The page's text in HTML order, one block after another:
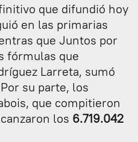
que difundió hoy
en las primarias
que Juntos por
fórmulas que
Larreta, sumó
su parte, los
que compitieron
los 6.719.042